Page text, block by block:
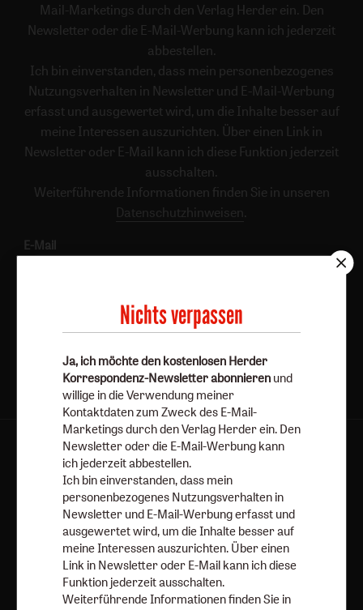
Mail-Marketings durch den Verlag Herder ein. Den
Newsletter oder die E-Mail-Werbung kann ich jederzeit
abbestellen.
Ich bin einverstanden, dass mein personenbezogenes
Nutzungsverhalten in Newsletter und E-Mail-Werbung
erfasst und ausgewertet wird, um die Inhalte besser auf
meine Interessen auszurichten. Über einen Link in
Newsletter oder E-Mail kann ich diese Funktion jederzeit
ausschalten.
Weiterführende Informationen finden Sie in unseren
Datenschutzhinweisen .
E-Mail
AGB und Widerrufsbelehrung
Datenschutz
Barrierefreiheit
Impressum
Vertrag widerrufen Abo online kündigen
Nichts verpassen
Ja, ich möchte den kostenlosen Herder
Korrespondenz-Newsletter abonnieren und
willige in die Verwendung meiner
Kontaktdaten zum Zweck des E-Mail-
Marketings durch den Verlag Herder ein. Den
Newsletter oder die E-Mail-Werbung kann
ich jederzeit abbestellen.
Ich bin einverstanden, dass mein
personenbezogenes Nutzungsverhalten in
Newsletter und E-Mail-Werbung erfasst und
ausgewertet wird, um die Inhalte besser auf
meine Interessen auszurichten. Über einen
Link in Newsletter oder E-Mail kann ich diese
Funktion jederzeit ausschalten.
Weiterführende Informationen finden Sie in